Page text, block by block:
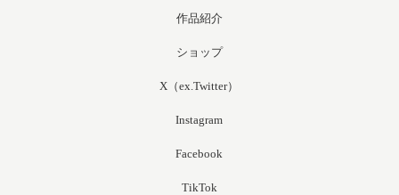
作品紹介
ショップ
X（ex.Twitter）
Instagram
Facebook
TikTok